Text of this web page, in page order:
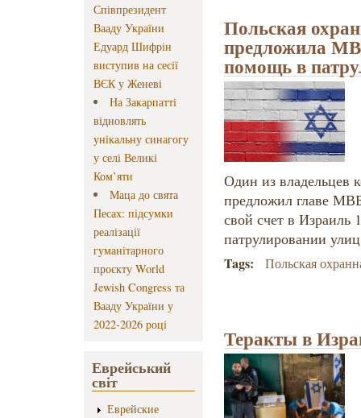
Співпрезидент
Вааду України
Едуард Шифрін
виступив на сесії
ВЄК у Женеві
На Закарпатті
відновлять
унікальну синагогу
у селі Великі
Ком’яти
Маца до свята
Песах: підсумки
реалізації
гуманітарного
проєкту World
Jewish Congress та
Вааду України у
2022-2026 році
Еврейський
світ
Еврейские
Польская
предложила
помощь в
Один из
предложил главе
свой счет в Израиль
патрулировании
Tags: Польская
Теракты в